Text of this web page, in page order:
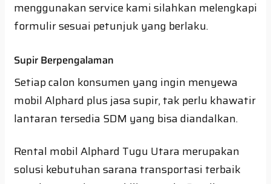
menggunakan service kami silahkan melengkapi
formulir sesuai petunjuk yang berlaku.
Supir Berpengalaman
Setiap calon konsumen yang ingin menyewa
mobil Alphard plus jasa supir, tak perlu khawatir
lantaran tersedia SDM yang bisa diandalkan.
Rental mobil Alphard Tugu Utara merupakan
solusi kebutuhan sarana transportasi terbaik